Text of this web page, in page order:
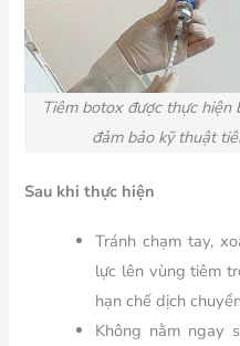
Tiêm botox được thực hiện
đảm bảo kỹ thuật
Sau khi thực hiện
Tránh chạm tay,
lực lên vùng tiêm
hạn chế dịch
Không nằm ngay